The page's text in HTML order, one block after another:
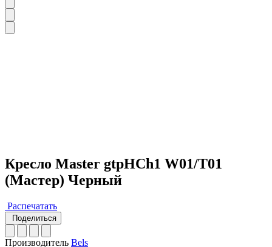
Кресло Master gtpHCh1 W01/T01
(Мастер) Черный
Распечатать
Поделиться
Производитель Bels